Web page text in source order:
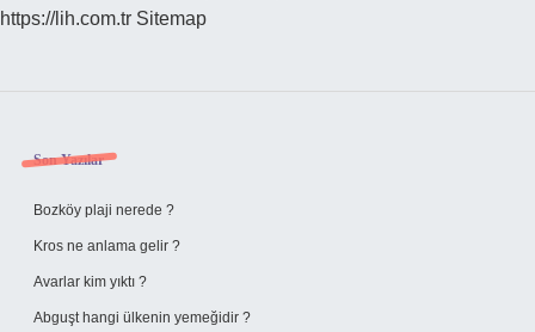
https://lih.com.tr Sitemap
Sidebar
Son Yazılar
Bozköy plaji nerede ?
Kros ne anlama gelir ?
Avarlar kim yıktı ?
Abguşt hangi ülkenin yemeğidir ?